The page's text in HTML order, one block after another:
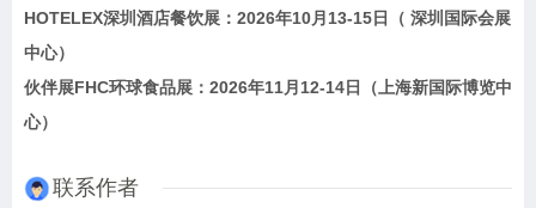
HOTELEX深圳酒店餐饮展：2026年10月13-15日（ 深圳国际会展
中心）
伙伴展FHC环球食品展：2026年11月12-14日（上海新国际博览中
心）
联系作者